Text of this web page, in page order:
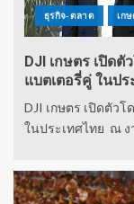
ธุรกิจ-ตลาด เก
DJI เกษตร เปิด
แบตเตอรี่คู่ ในปร
DJI เกษตร เปิดตัว
ในประเทศไทย ณ ง